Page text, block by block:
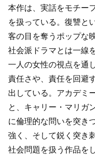
本作は、実話をモチー
を扱っている。復讐と
客の目を奪うポップな
社会派ドラマとは一線
一人の女性の視点を通
責任さや、責任を回避
出している。アカデミ
と、キャリー・マリガ
に倫理的な問いを突き
強く、そして鋭く突き
社会問題を扱う作品を